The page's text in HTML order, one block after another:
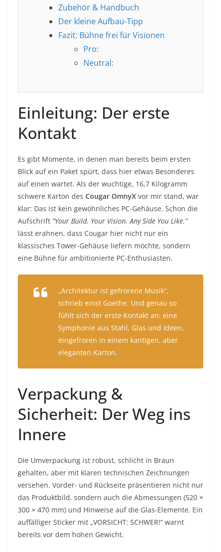
Zubehör & Handbuch
Der kleine Aufbau-Tipp
Fazit: Bühne frei für Visionen
Pro:
Neutral:
Einleitung: Der erste
Kontakt
Es gibt Momente, in denen man bereits beim ersten
Blick auf ein Paket spürt, dass hier etwas Besonderes
auf einen wartet. Als der wuchtige, 16,7 Kilogramm
schwere Karton des Cougar OmnyX vor mir stand, war
klar: Das ist kein gewöhnliches PC-Gehäuse. Schon die
Aufschrift “Your Build. Your Vision. Any Side You Like.”
lässt erahnen, dass Cougar hier nicht nur ein
klassisches Tower-Gehäuse liefern möchte, sondern
eine Bühne für ambitionierte PC-Enthusiasten.
„Architektur ist gefrorene Musik“,
schrieb einst Goethe. Und genau so
fühlt sich der erste Kontakt an: eine
Symphonie aus Stahl, Glas und Ideen,
eingefroren in einem kantigen, aber
eleganten Karton.
Verpackung &
Sicherheit: Der Weg ins
Innere
Die Umverpackung ist robust, schlicht in Braun
gehalten, aber mit klaren technischen Zeichnungen
versehen. Vorder- und Rückseite präsentieren nicht nur
das Produktbild, sondern auch die Abmessungen (520 ×
300 × 470 mm) und Hinweise auf die Glas-Elemente. Ein
auffälliger Sticker mit „VORSICHT: SCHWER!“ warnt
bereits vor dem hohen Gewicht.